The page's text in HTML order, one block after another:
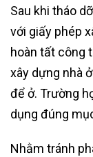
Sau khi tháo
với giấy phép
hoàn tất công
xây dựng nhà
để ở. Trường
dụng đúng
Nhằm tránh